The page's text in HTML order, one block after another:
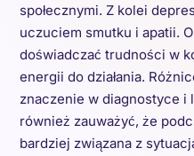
społecznymi. Z kolei
uczuciem smutku i apatii.
doświadczać trudności w
energii do działania.
znaczenie w diagnostyce i
również zauważyć, że
bardziej związana z